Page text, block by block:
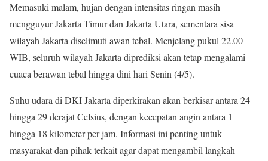
Memasuki malam, hujan dengan intensitas ringan masih
mengguyur Jakarta Timur dan Jakarta Utara, sementara sisa
wilayah Jakarta diselimuti awan tebal. Menjelang pukul 22.00
WIB, seluruh wilayah Jakarta diprediksi akan tetap mengalami
cuaca berawan tebal hingga dini hari Senin (4/5).
Suhu udara di DKI Jakarta diperkirakan akan berkisar antara 24
hingga 29 derajat Celsius, dengan kecepatan angin antara 1
hingga 18 kilometer per jam. Informasi ini penting untuk
masyarakat dan pihak terkait agar dapat mengambil langkah